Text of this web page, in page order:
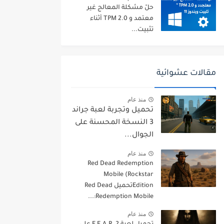
حلّ مشكلة المعالج غير
معتمد و TPM 2.0 أثناء
تثبيت...
مقالات عشوائية
منذ عام
تحميل وتجربة لعبة جراند
3 النسخة المحسنة على
الجوال...
منذ عام
Red Dead Redemption
Mobile (Rockstar
Editionتحميل Red Dead
Redemption Mobile:...
منذ عام